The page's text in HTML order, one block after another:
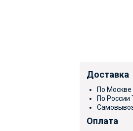
Доставка
По Москве
По
Оплата